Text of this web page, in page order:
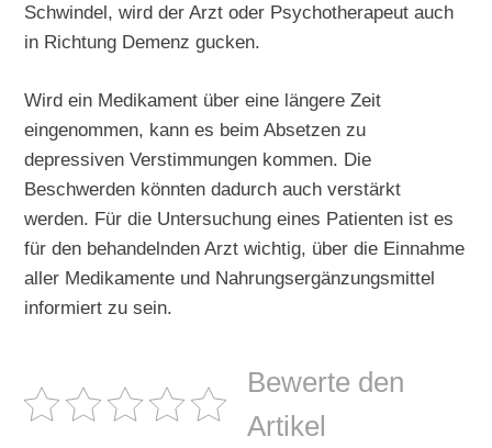
Schwindel, wird der Arzt oder Psychotherapeut auch
in Richtung Demenz gucken.
Wird ein Medikament über eine längere Zeit
eingenommen, kann es beim Absetzen zu
depressiven Verstimmungen kommen. Die
Beschwerden könnten dadurch auch verstärkt
werden. Für die Untersuchung eines Patienten ist es
für den behandelnden Arzt wichtig, über die Einnahme
aller Medikamente und Nahrungsergänzungsmittel
informiert zu sein.
Bewerte den
Artikel